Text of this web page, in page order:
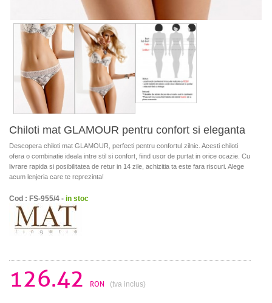
Chiloti mat GLAMOUR pentru confort si eleganta
Descopera chiloti mat GLAMOUR, perfecti pentru confortul zilnic. Acesti chiloti
ofera o combinatie ideala intre stil si confort, fiind usor de purtat in orice ocazie. Cu
livrare rapida si posibilitatea de retur in 14 zile, achizitia ta este fara riscuri. Alege
acum lenjeria care te reprezinta!
Cod : FS-955/4 - in stoc
126.42 RON (tva inclus)